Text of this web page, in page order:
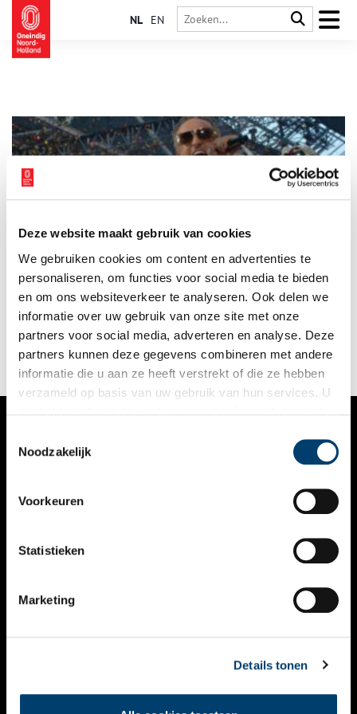
Deze website maakt gebruik van cookies
We gebruiken cookies om content en advertenties te
personaliseren, om functies voor social media te bieden
en om ons websiteverkeer te analyseren. Ook delen we
informatie over uw gebruik van onze site met onze
partners voor social media, adverteren en analyse. Deze
partners kunnen deze gegevens combineren met andere
informatie die u aan ze heeft verstrekt of die ze hebben
verzameld op basis van uw gebruik van hun services. U
Noodzakelijk
Voorkeuren
Statistieken
Marketing
Details tonen
NL EN
De Amsterdamse zanger Gordon staat in 1991 op de hoogste
plaats in de hitparade met de single ‘Kon Ik Maar Even Bij Je
Zijn’. In de tweede helft van de jaren negentig stapt hij over op
Nederlandstalige R&B. Hij maakt deel uit van de Toppers en is
oprichter van de vocal group Los Angeles (LA) The Voices.
VERHALEN
KALENDER
THEMA’S
VIDEO’S
CONTACT